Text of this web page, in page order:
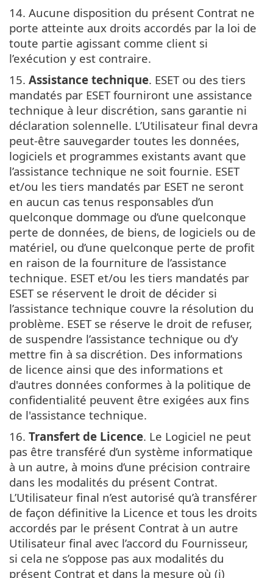
14. Aucune disposition du présent Contrat ne
porte atteinte aux droits accordés par la loi de
toute partie agissant comme client si
l’exécution y est contraire.
15. Assistance technique. ESET ou des tiers
mandatés par ESET fourniront une assistance
technique à leur discrétion, sans garantie ni
déclaration solennelle. L’Utilisateur final devra
peut-être sauvegarder toutes les données,
logiciels et programmes existants avant que
l’assistance technique ne soit fournie. ESET
et/ou les tiers mandatés par ESET ne seront
en aucun cas tenus responsables d’un
quelconque dommage ou d’une quelconque
perte de données, de biens, de logiciels ou de
matériel, ou d’une quelconque perte de profit
en raison de la fourniture de l’assistance
technique. ESET et/ou les tiers mandatés par
ESET se réservent le droit de décider si
l’assistance technique couvre la résolution du
problème. ESET se réserve le droit de refuser,
de suspendre l’assistance technique ou d’y
mettre fin à sa discrétion. Des informations
de licence ainsi que des informations et
d'autres données conformes à la politique de
confidentialité peuvent être exigées aux fins
de l'assistance technique.
16. Transfert de Licence. Le Logiciel ne peut
pas être transféré d’un système informatique
à un autre, à moins d’une précision contraire
dans les modalités du présent Contrat.
L’Utilisateur final n’est autorisé qu’à transférer
de façon définitive la Licence et tous les droits
accordés par le présent Contrat à un autre
Utilisateur final avec l’accord du Fournisseur,
si cela ne s’oppose pas aux modalités du
présent Contrat et dans la mesure où (i)